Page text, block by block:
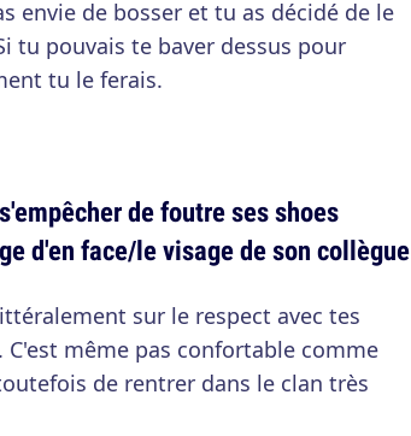
envie de bosser et tu as décidé de le
tu pouvais te baver dessus pour
tu le ferais.
de foutre ses shoes
d'en face/le visage de son collègue
sur le respect avec tes
même pas confortable comme
de rentrer dans le clan très